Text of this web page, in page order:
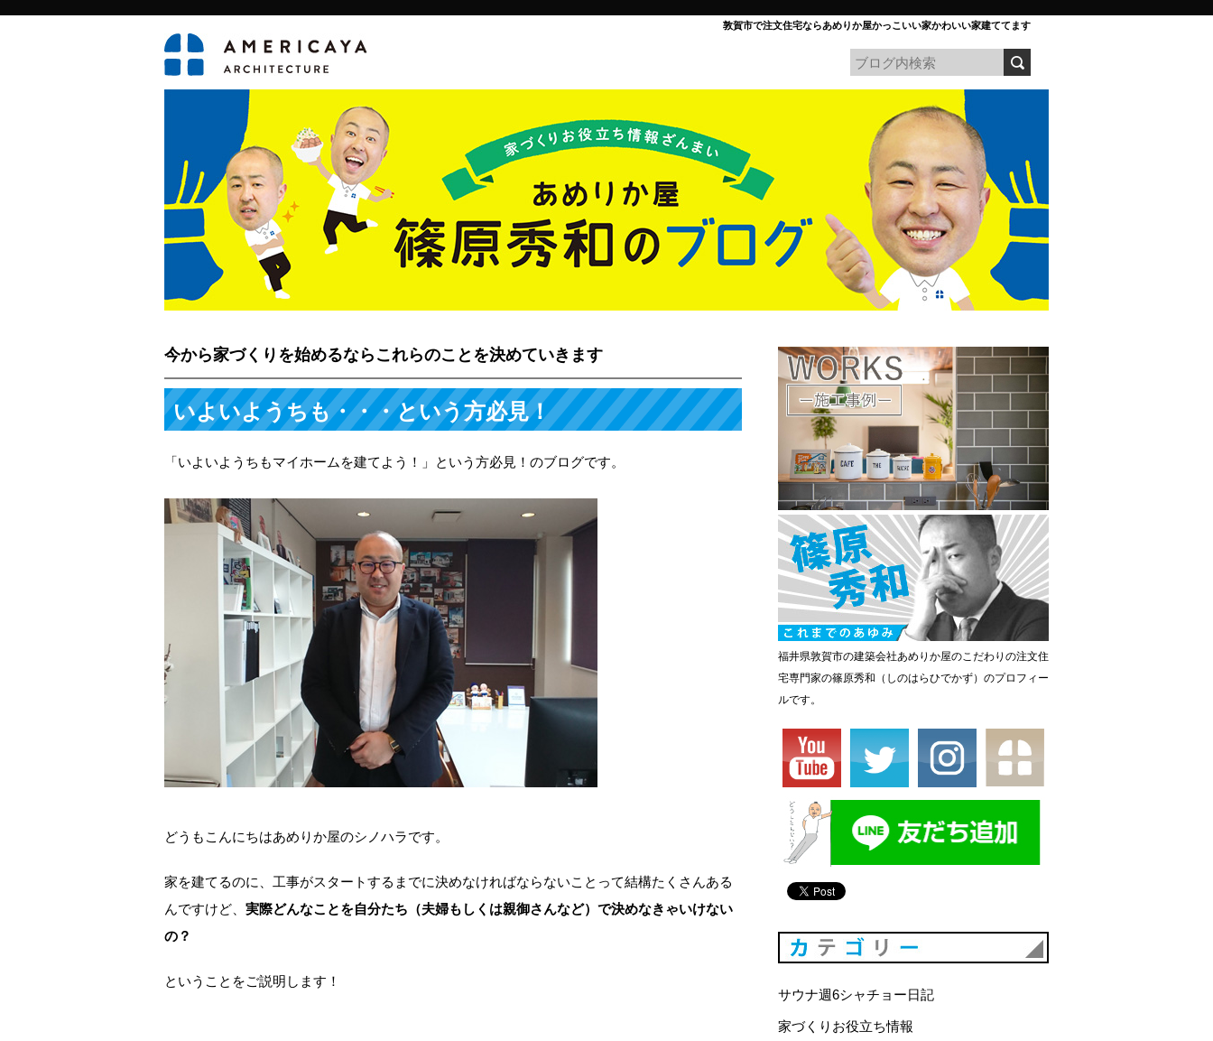
敦賀市で注文住宅ならあめりか屋かっこいい家かわいい家建ててます
今から家づくりを始めるならこれらのことを決めていきます
いよいようちも・・・という方必見！
「いよいようちもマイホームを建てよう！」という方必見！のブログです。
どうもこんにちはあめりか屋のシノハラです。
家を建てるのに、工事がスタートするまでに決めなければならないことって結構たくさんある
んですけど、 実際どんなことを自分たち（夫婦もしくは親御さんなど）で決めなきゃいけない
の？
ということをご説明します！
福井県敦賀市の建築会社あめりか屋のこだわりの注文住
宅専門家の篠原秀和（しのはらひでかず）のプロフィー
ルです。
サウナ週6シャチョー日記
家づくりお役立ち情報